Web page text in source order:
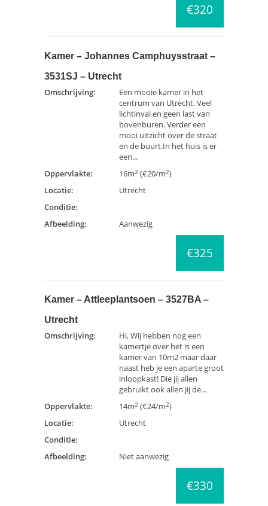
€320
Kamer – Johannes Camphuysstraat –
3531SJ – Utrecht
Omschrijving:
Een mooie kamer in het
centrum van Utrecht. Veel
lichtinval en geen last van
bovenburen. Verder een
mooi uitzicht over de straat
en de buurt.In het huis is er
een...
Oppervlakte:
16m2 (€20/m2)
Locatie:
Utrecht
Conditie:
Afbeelding:
Aanwezig
€325
Kamer – Attleeplantsoen – 3527BA –
Utrecht
Omschrijving:
Hi, Wij hebben nog een
kamertje over het is een
kamer van 10m2 maar daar
naast heb je een aparte groot
inloopkast! Die jij allen
gebruikt ook allen jij de...
Oppervlakte:
14m2 (€24/m2)
Locatie:
Utrecht
Conditie:
Afbeelding:
Niet aanwezig
€330